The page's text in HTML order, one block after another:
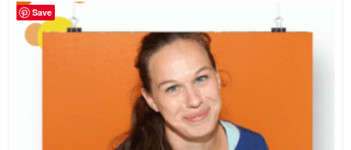
Save